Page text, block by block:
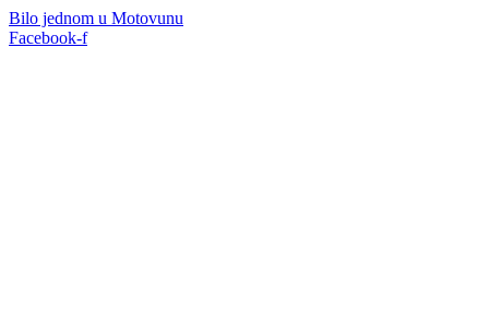
Bilo jednom u Motovunu
Facebook-f